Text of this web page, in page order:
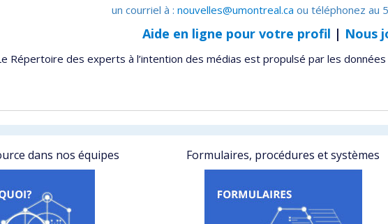
un courriel à : nouvelles@umontreal.ca ou téléphonez au
Aide en ligne pour votre profil | Nous
Répertoire des experts à l’intention des médias est propulsé par les données
dans nos équipes Formulaires, procédures et systèmes